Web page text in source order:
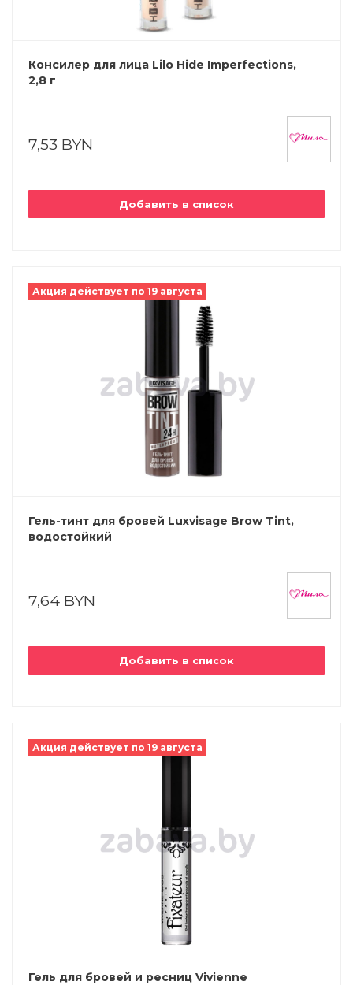
Консилер для лица Lilo Hide Imperfections,
2,8 г
7,53 BYN
Добавить в список
Акция действует по 19 августа
Гель-тинт для бровей Luxvisage Brow Tint,
водостойкий
7,64 BYN
Добавить в список
Акция действует по 19 августа
Гель для бровей и ресниц Vivienne